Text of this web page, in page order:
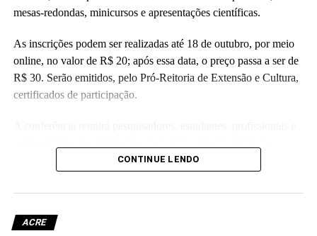
mesas-redondas, minicursos e apresentações científicas.
As inscrições podem ser realizadas até 18 de outubro, por meio
online, no valor de R$ 20; após essa data, o preço passa a ser de
R$ 30. Serão emitidos, pelo Pró-Reitoria de Extensão e Cultura,
certificados de participação.
troca de conhecimentos e discussão dos principais desafios
abordando temas como biodiversidade, saúde, mudanças
naturais.
CONTINUE LENDO
ACRE